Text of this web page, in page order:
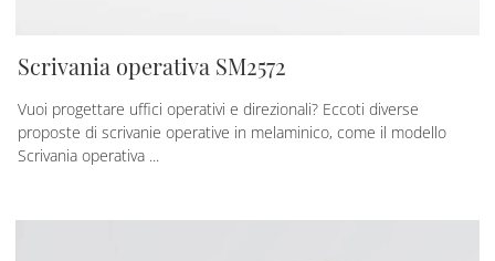
Scrivania operativa SM2572
Vuoi progettare uffici operativi e direzionali? Eccoti diverse
proposte di scrivanie operative in melaminico, come il modello
Scrivania operativa ...